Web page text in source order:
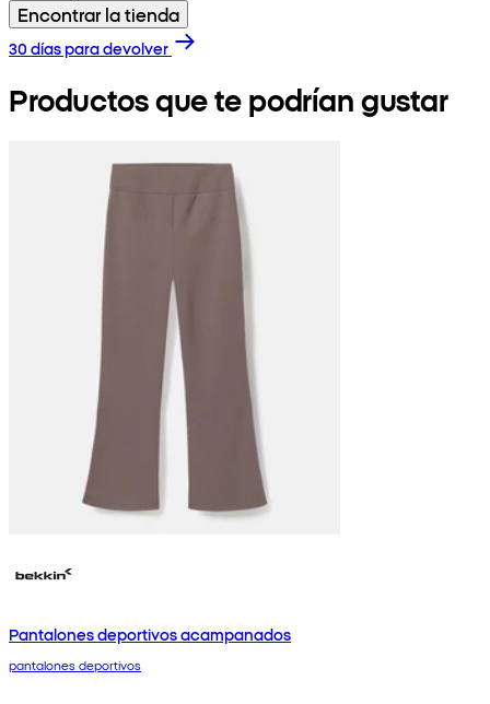
Encontrar la tienda
30 días para devolver
Productos que te podrían gustar
Pantalones deportivos acampanados
pantalones deportivos